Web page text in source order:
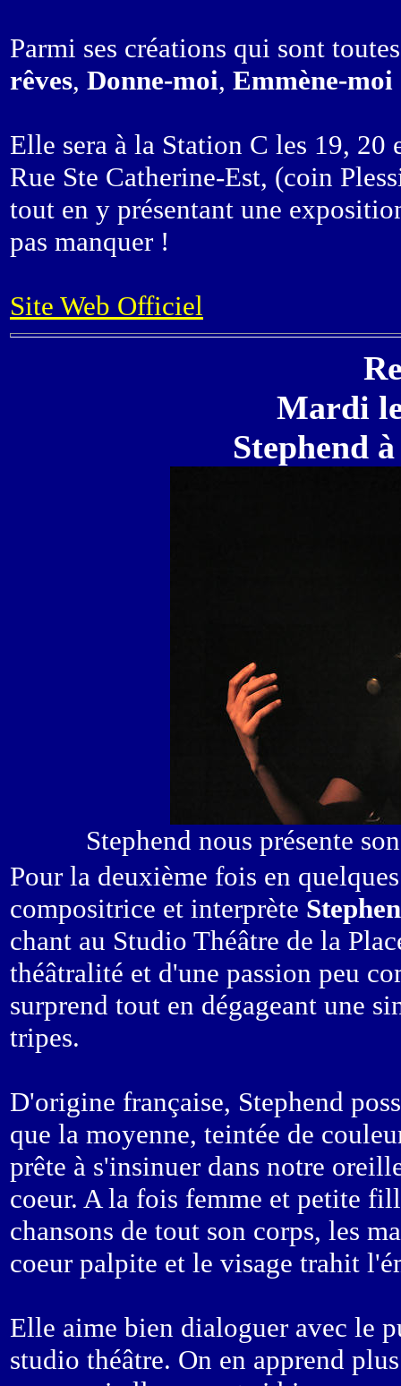
Parmi ses créations qui sont
rêves, Donne-moi, Emmène-moi
Elle sera à la Station C les 19,
Rue Ste Catherine-Est, (coin
tout en y présentant une
pas manquer !
Site Web Officiel
Mardi
Stephend
Stephend nous présente
Pour la deuxième fois en
compositrice et interprète
chant au Studio Théâtre de la
théâtralité et d'une passion peu
surprend tout en dégageant une
tripes.
D'origine française, Stephend
que la moyenne, teintée de
prête à s'insinuer dans notre
coeur. A la fois femme et petite
chansons de tout son corps, les
coeur palpite et le visage trahit
Elle aime bien dialoguer avec le
studio théâtre. On en apprend